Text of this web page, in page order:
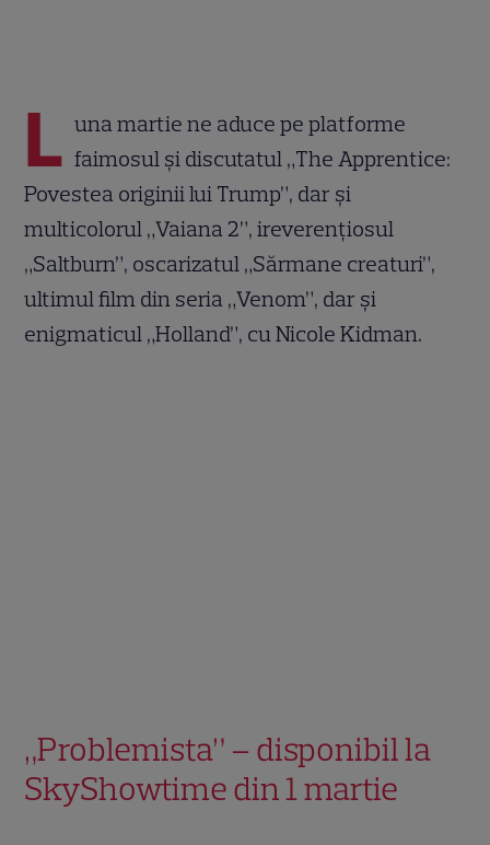
L una martie ne aduce pe platforme
faimosul și discutatul „The Apprentice:
Povestea originii lui Trump”, dar și
multicolorul „Vaiana 2”, ireverențiosul
„Saltburn”, oscarizatul „Sărmane creaturi”,
ultimul film din seria „Venom”, dar și
enigmaticul „Holland”, cu Nicole Kidman.
„Problemista” – disponibil la
SkyShowtime din 1 martie